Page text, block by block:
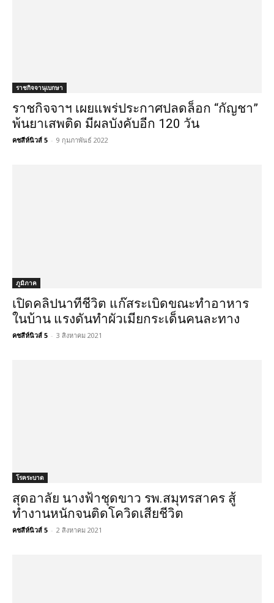
ราชกิจจานุเบกษา
ราชกิจจาฯ เผยแพร่ประกาศปลดล็อก “กัญชา”
พ้นยาเสพติด มีผลบังคับอีก 120 วัน
คชสีห์นิวส์ 5 - 9 กุมภาพันธ์ 2022
ภูมิภาค
เปิดคลิปนาทีชีวิต แก๊สระเบิดขณะทำอาหาร
ในบ้าน แรงดันทำผัวเมียกระเด็นคนละทาง
คชสีห์นิวส์ 5 - 3 สิงหาคม 2021
โรคระบาด
สุดอาลัย นางฟ้าชุดขาว รพ.สมุทรสาคร สู้
ทำงานหนักจนติดโควิดเสียชีวิต
คชสีห์นิวส์ 5 - 2 สิงหาคม 2021